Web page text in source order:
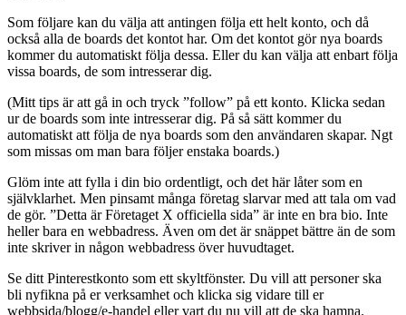
Som följare kan du välja att antingen följa ett helt konto, och då
också alla de boards det kontot har. Om det kontot gör nya boards
kommer du automatiskt följa dessa. Eller du kan välja att enbart följa
vissa boards, de som intresserar dig.
(Mitt tips är att gå in och tryck ”follow” på ett konto. Klicka sedan
ur de boards som inte intresserar dig. På så sätt kommer du
automatiskt att följa de nya boards som den användaren skapar. Ngt
som missas om man bara följer enstaka boards.)
Glöm inte att fylla i din bio ordentligt, och det här låter som en
självklarhet. Men pinsamt många företag slarvar med att tala om vad
de gör. ”Detta är Företaget X officiella sida” är inte en bra bio. Inte
heller bara en webbadress. Även om det är snäppet bättre än de som
inte skriver in någon webbadress över huvudtaget.
Se ditt Pinterestkonto som ett skyltfönster. Du vill att personer ska
bli nyfikna på er verksamhet och klicka sig vidare till er
webbsida/blogg/e-handel eller vart du nu vill att de ska hamna.